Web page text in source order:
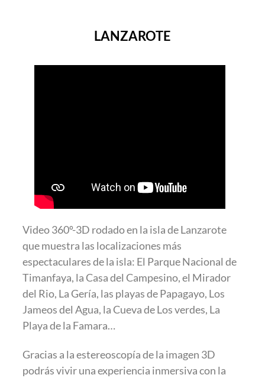
LANZAROTE
Video 360º-3D rodado en la isla de Lanzarote
que muestra las localizaciones más
espectaculares de la isla: El Parque Nacional de
Timanfaya, la Casa del Campesino, el Mirador
del Rio, La Gería, las playas de Papagayo, Los
Jameos del Agua, la Cueva de Los verdes, La
Playa de la Famara…
Gracias a la estereoscopía de la imagen 3D
podrás vivir una experiencia inmersiva con la